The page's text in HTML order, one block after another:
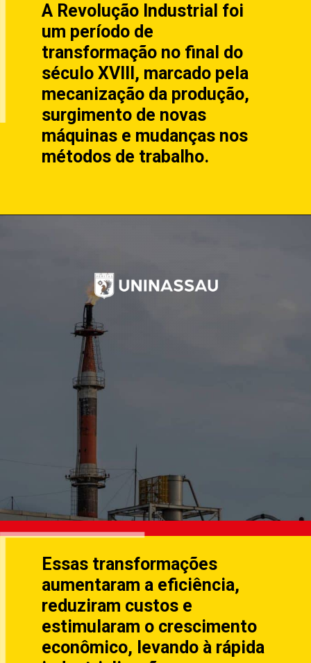
A Revolução Industrial foi
um período de
transformação no final do
século XVIII, marcado pela
mecanização da produção,
surgimento de novas
máquinas e mudanças nos
métodos de trabalho.
Essas transformações
aumentaram a eficiência,
reduziram custos e
estimularam o crescimento
econômico, levando à rápida